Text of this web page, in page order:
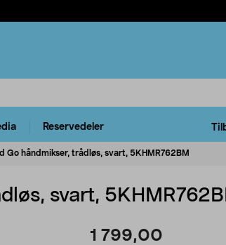
Reservedeler
Go håndmikser, trådløs, svart, 5KHMR762BM
svart,
1 799,00